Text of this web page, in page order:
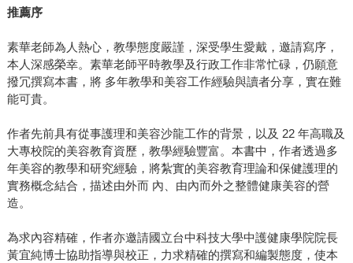
推薦序
素華老師為人熱心，教學態度嚴謹，深受學生愛戴，邀請寫序，
本人深感榮幸。素華老師平時教學及行政工作非常忙碌，仍願意
撥冗撰寫本書，將 多年教學和美容工作經驗與讀者分享，實在難
能可貴。
作者先前具有從事護理和美容沙龍工作的背景，以及 22 年高職及
大專校院的美容教育資歷，教學經驗豐富。本書中，作者透過多
年美容的教學和研究經驗，將紮實的美容教育理論和保健護理的
實務概念結合，描述由外而 內、由內而外之整體健康美容的營
造。
為求內容精確，作者亦邀請國立台中科技大學中護健康學院院長
黃宜純博士協助指導與校正，力求精確的撰寫和編製態度，使本